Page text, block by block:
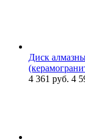
Диск
4 361 руб. 4